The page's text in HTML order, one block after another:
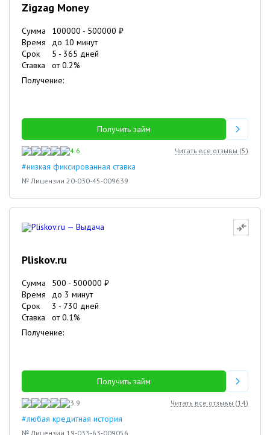
Zigzag Money
Сумма 100000 - 500000 ₽
Время
до 10 минут
Срок
5 - 365 дней
Ставка
от0.2%
Получение:
Получить займ
4.6 Читать все отзывы (5)
#низкая фиксированная ставка
№ Лицензии 20-030-45-009639
Pliskov.ru
Сумма 500 - 500000 ₽
Время
до 3 минут
Срок
3 - 730 дней
Ставка
от0.1%
Получение:
Получить займ
3.9 Читать все отзывы (14)
#любая кредитная история
№ Лицензии 19-033-63-009056